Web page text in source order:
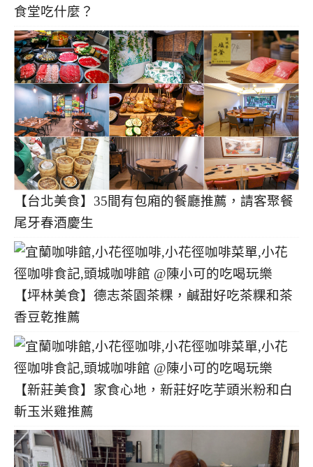
食堂吃什麼？
【台北美食】35間有包廂的餐廳推薦，請客聚餐
尾牙春酒慶生
【坪林美食】德志茶園茶粿，鹹甜好吃茶粿和茶
香豆乾推薦
【新莊美食】家食心地，新莊好吃芋頭米粉和白
斬玉米雞推薦